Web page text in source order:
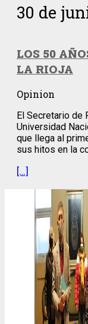
30 de
LOS 50
LA RIOJA
Opinion
El Secretario de
Universidad
que llega al
sus hitos en la
[…]